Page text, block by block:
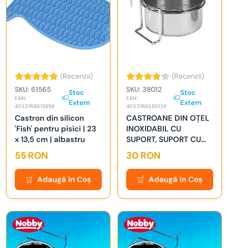
(Recenzii)
SKU: 61565
EAN:
4033766615658
Stoc
Extern
Castron din silicon
'Fish' pentru pisici | 23
x 13,5 cm | albastru
55 RON
Adaugă în Coș
(Recenzii)
SKU: 38012
EAN:
4033766380129
Stoc
Extern
CASTROANE DIN OȚEL
INOXIDABIL CU
SUPORT, SUPORT CU
CÂrlig 13,0 CM 0,60 L
30 RON
Adaugă în Coș